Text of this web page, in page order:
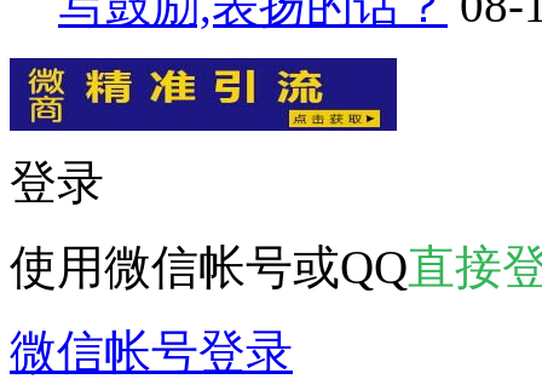
登录
使用微信帐号或QQ直接
微信帐号登录